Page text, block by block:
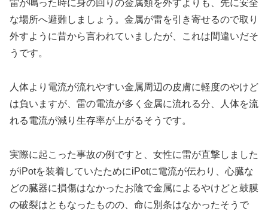
雷が鳴った時に身の回りの金属類を外すよりも、先に安全
な場所へ避難しましょう。金属が雷を引き寄せるので取り
外すように昔から言われていましたが、これは間違いだそ
うです。
人体より電流が流れやすい金属周辺の皮膚に軽度のやけど
は負いますが、雷の電流が多く金属に流れる分、人体を流
れる電流が減り生存率が上がるそうです。
実際に起こった事故の例ですと、女性に雷が直撃しました
がiPotを装着していたためにiPotに電流が伝わり、心臓な
どの臓器に損傷はなかったお陰で金属によるやけどと鼓膜
の破裂はともなったものの、命に別条はなかったそうで